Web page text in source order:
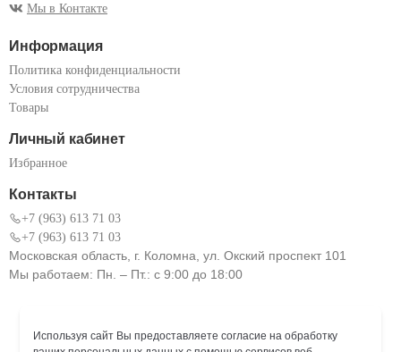
Мы в Контакте
Информация
Политика конфиденциальности
Условия сотрудничества
Товары
Личный кабинет
Избранное
Контакты
+7 (963) 613 71 03
+7 (963) 613 71 03
Московская область, г. Коломна, ул. Окский проспект 101
Мы работаем: Пн. – Пт.: с 9:00 до 18:00
Используя сайт Вы предоставляете согласие на обработку